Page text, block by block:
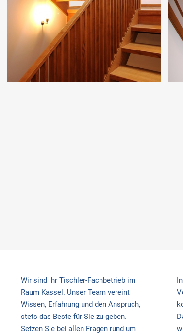
Wir sind Ihr Tischler-Fachbetrieb im
Raum Kassel. Unser Team vereint
Wissen, Erfahrung und den Anspruch,
stets das Beste für Sie zu geben.
Setzen Sie bei allen Fragen rund um